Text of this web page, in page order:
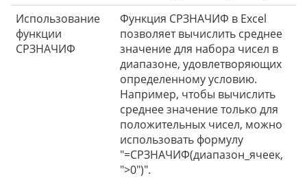
Использование
функции
СРЗНАЧИФ
Функция СРЗНАЧИФ в Excel
позволяет вычислить среднее
значение для набора чисел в
диапазоне, удовлетворяющих
определенному условию.
Например, чтобы вычислить
среднее значение только для
положительных чисел, можно
использовать формулу
"=СРЗНАЧИФ(диапазон_ячеек,
">0")".